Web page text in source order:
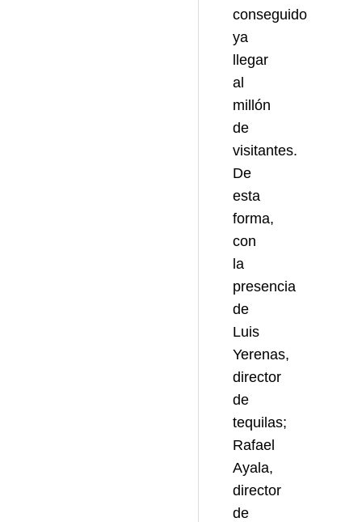
conseguido
ya
llegar
al
millón
de
visitantes.
De
esta
forma,
con
la
presencia
de
Luis
Yerenas,
director
de
tequilas;
Rafael
Ayala,
director
de